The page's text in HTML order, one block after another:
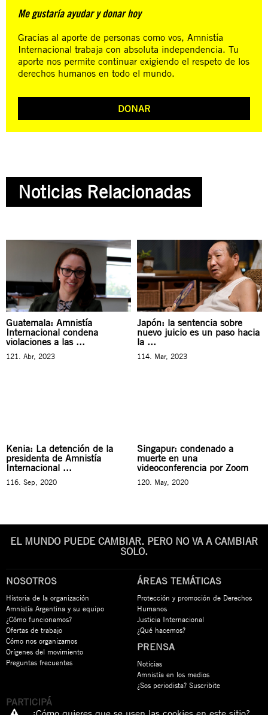
Me gustaría ayudar y donar hoy
Gracias al aporte de personas como vos, Amnistía
Internacional trabaja con absoluta independencia. Tu
aporte nos permite continuar exigiendo el respeto de los
derechos humanos en todo el mundo.
DONAR
Noticias Relacionadas
Guatemala: Amnistía
Internacional condena
violaciones a las ...
121. Abr, 2023
Japón: la sentencia sobre
nuevo juicio es un paso hacia
la ...
114. Mar, 2023
Kenia: La detención de la
presidenta de Amnistía
Internacional ...
116. Sep, 2020
Singapur: condenado a
muerte en una
videoconferencia por Zoom
120. May, 2020
EL MUNDO PUEDE CAMBIAR. PERO NO VA A CAMBIAR
SOLO.
NOSOTROS
Historia de la organización
Amnistía Argentina y su equipo
¿Cómo funcionamos?
Ofertas de trabajo
Cómo nos organizamos
Orígenes del movimiento
Preguntas frecuentes
ÁREAS TEMÁTICAS
Protección y promoción de Derechos
Humanos
Justicia Internacional
¿Qué hacemos?
PRENSA
Noticias
Amnistía en los medios
¿Sos periodista? Suscribite
PARTICIPÁ